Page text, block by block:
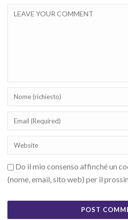
Do il mio consenso affinché un
(nome, email, sito web) per il